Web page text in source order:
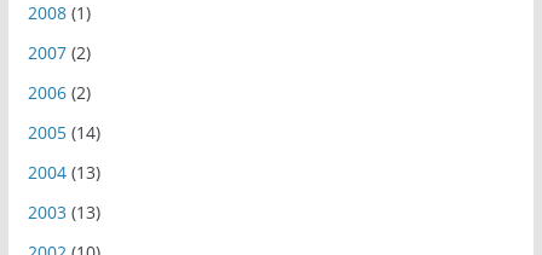
2008(1)
2007(2)
2006(2)
2005(14)
2004(13)
2003(13)